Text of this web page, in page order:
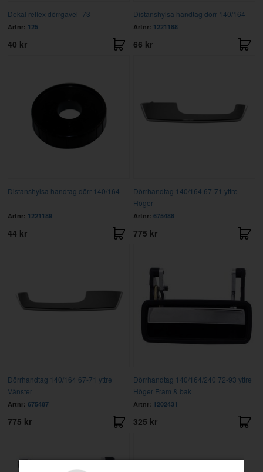
Dekal reflex dörrgavel -73
Artnr: 125
40 kr
Distanshylsa handtag dörr 140/164
Artnr: 1221188
66 kr
Distanshylsa handtag dörr 140/164
Artnr: 1221189
44 kr
Dörrhandtag 140/164 67-71 yttre
Höger
Artnr: 675488
775 kr
Dörrhandtag 140/164 67-71 yttre
Vänster
Artnr: 675487
775 kr
Dörrhandtag 140/164/240 72-93 yttre
Höger Fram & bak
Artnr: 1202431
325 kr